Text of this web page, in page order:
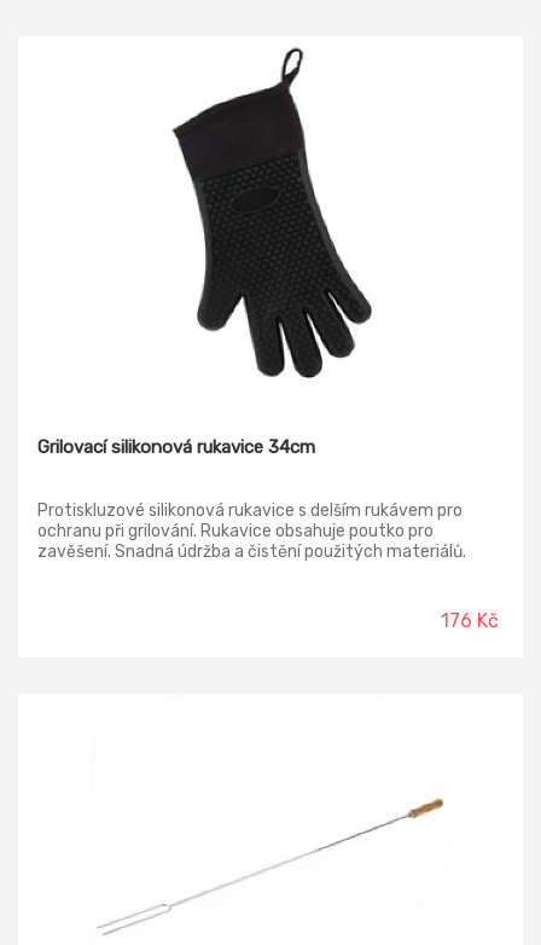
Grilovací silikonová rukavice 34cm
Protiskluzové silikonová rukavice s delším rukávem pro
ochranu při grilování. Rukavice obsahuje poutko pro
zavěšení. Snadná údržba a čistění použitých materiálů.
176 Kč